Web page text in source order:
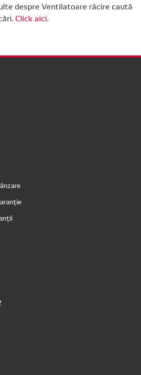
despre Ventilatoare răcire caută
Click aici.